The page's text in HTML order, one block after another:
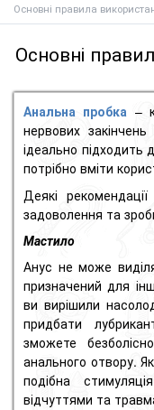
Основні правила
Основні
Анальна пробка –
нервових
ідеально підходить
потрібно вміти
Деякі
задоволення та
Мастило
Анус не може
призначений для
ви вирішили
придбати
зможете
анального отвору.
подібна
відчуттями та